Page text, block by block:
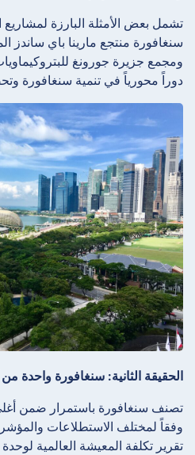
تشمل بعض الأمثلة البارزة
سنغافورة منتجع مارينا باي ساندز
ومجمع جزيرة جورونغ
دوراً محورياً في تنمية سنغافورة
الحقيقة الثانية: سنغافورة واحدة
تصنف سنغافورة باستمرار ضمن
وفقاً لمختلف الاستطلاعات
تقرير تكلفة المعيشة العالمية لوحدة